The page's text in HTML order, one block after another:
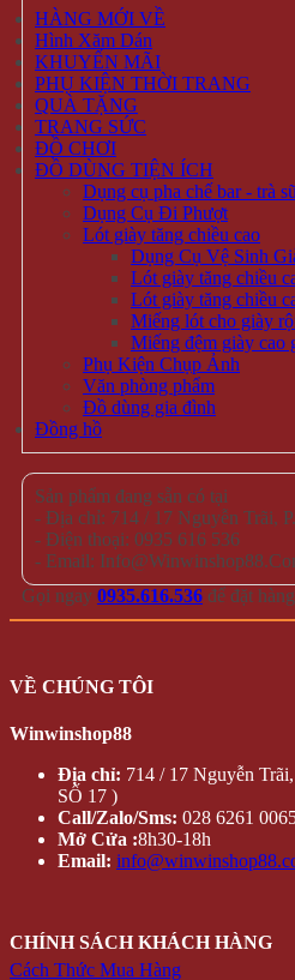
HÀNG MỚI VỀ
Hình Xăm Dán
KHUYẾN MÃI
PHỤ KIỆN THỜI TRANG
QUÀ TẶNG
TRANG SỨC
ĐỒ CHƠI
ĐỒ DÙNG TIỆN ÍCH
Dụng cụ pha chế bar - trà
Dụng Cụ Đi Phượt
Lót giày tăng chiều cao
Dụng Cụ Vệ Sinh
Lót giày tăng chiều
Lót giày tăng chiều
Miếng lót cho giày
Miếng đệm giày cao
Phụ Kiện Chụp Ảnh
Văn phòng phẩm
Đồ dùng gia đình
Đồng hồ
Sản phẩm đang sẵn có tại
- Địa chỉ: 714 / 17 Nguyễn Trãi,
- Điện thoại: 0935 616 536
- Email:
Gọi ngay 0935.616.536 để đặt
VỀ CHÚNG TÔI
Winwinshop88
Địa chỉ: 714 / 17 Nguyễn
SỐ 17 )
Call/Zalo/Sms: 028 6261
Mở Cửa :8h30-18h
Email:
CHÍNH SÁCH KHÁCH HÀNG
Cách Thức Mua Hàng